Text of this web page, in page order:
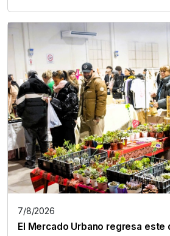
7/8/2026
El Mercado Urbano regresa este